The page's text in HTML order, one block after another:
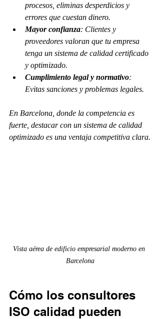
procesos, eliminas desperdicios y
errores que cuestan dinero.
Mayor confianza: Clientes y
proveedores valoran que tu empresa
tenga un sistema de calidad certificado
y optimizado.
Cumplimiento legal y normativo:
Evitas sanciones y problemas legales.
En Barcelona, donde la competencia es
fuerte, destacar con un sistema de calidad
optimizado es una ventaja competitiva clara.
Vista aérea de edificio empresarial moderno en
Barcelona
Cómo los consultores
ISO calidad pueden